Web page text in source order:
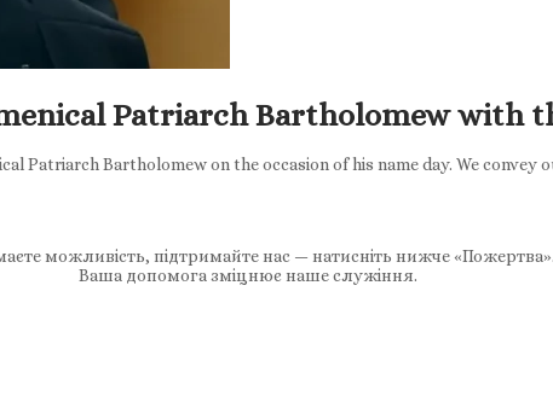
Patriarch Bartholomew with
Patriarch Bartholomew on the occasion of his name day. We
можливість, підтримайте нас — натисніть нижче «Пожертва».
Ваша допомога зміцнює наше служіння.